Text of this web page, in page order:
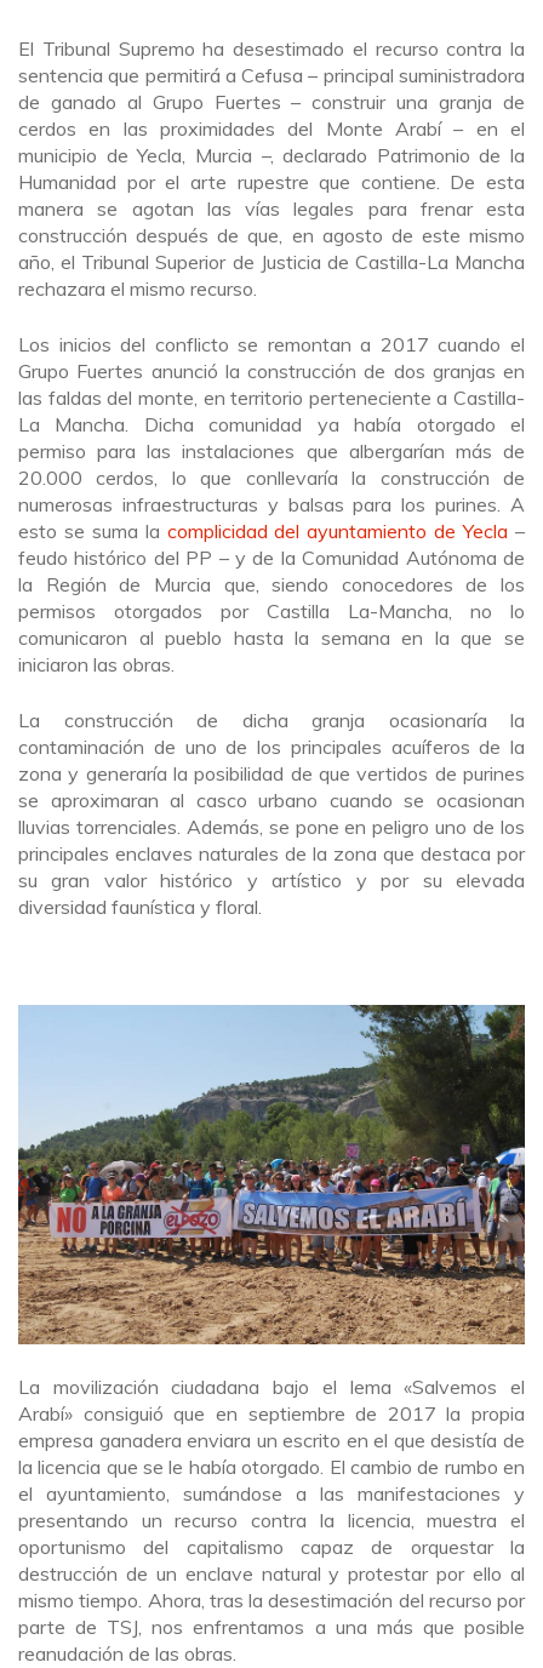
El Tribunal Supremo ha desestimado el recurso contra la
sentencia que permitirá a Cefusa – principal suministradora
de ganado al Grupo Fuertes – construir una granja de
cerdos en las proximidades del Monte Arabí – en el
municipio de Yecla, Murcia –, declarado Patrimonio de la
Humanidad por el arte rupestre que contiene. De esta
manera se agotan las vías legales para frenar esta
construcción después de que, en agosto de este mismo
año, el Tribunal Superior de Justicia de Castilla-La Mancha
rechazara el mismo recurso.
Los inicios del conflicto se remontan a 2017 cuando el
Grupo Fuertes anunció la construcción de dos granjas en
las faldas del monte, en territorio perteneciente a Castilla-
La Mancha. Dicha comunidad ya había otorgado el
permiso para las instalaciones que albergarían más de
20.000 cerdos, lo que conllevaría la construcción de
numerosas infraestructuras y balsas para los purines. A
esto se suma la complicidad del ayuntamiento de Yecla –
feudo histórico del PP – y de la Comunidad Autónoma de
la Región de Murcia que, siendo conocedores de los
permisos otorgados por Castilla La-Mancha, no lo
comunicaron al pueblo hasta la semana en la que se
iniciaron las obras.
La construcción de dicha granja ocasionaría la
contaminación de uno de los principales acuíferos de la
zona y generaría la posibilidad de que vertidos de purines
se aproximaran al casco urbano cuando se ocasionan
lluvias torrenciales. Además, se pone en peligro uno de los
principales enclaves naturales de la zona que destaca por
su gran valor histórico y artístico y por su elevada
diversidad faunística y floral.
La movilización ciudadana bajo el lema «Salvemos el
Arabí» consiguió que en septiembre de 2017 la propia
empresa ganadera enviara un escrito en el que desistía de
la licencia que se le había otorgado. El cambio de rumbo en
el ayuntamiento, sumándose a las manifestaciones y
presentando un recurso contra la licencia, muestra el
oportunismo del capitalismo capaz de orquestar la
destrucción de un enclave natural y protestar por ello al
mismo tiempo. Ahora, tras la desestimación del recurso por
parte de TSJ, nos enfrentamos a una más que posible
reanudación de las obras.